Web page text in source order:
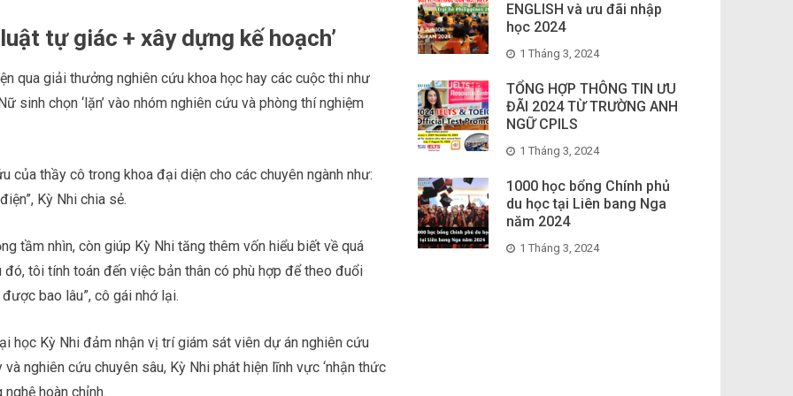
tự giác + xây dựng kế hoạch’
qua giải thưởng nghiên cứu khoa học hay các cuộc thi như
sinh chọn ‘lặn’ vào nhóm nghiên cứu và phòng thí nghiệm
của thầy cô trong khoa đại diện cho các chuyên ngành như:
Kỳ Nhi chia sẻ.
tầm nhìn, còn giúp Kỳ Nhi tăng thêm vốn hiểu biết về quá
tôi tính toán đến việc bản thân có phù hợp để theo đuổi
bao lâu”, cô gái nhớ lại.
học Kỳ Nhi đảm nhận vị trí giám sát viên dự án nghiên cứu
nghiên cứu chuyên sâu, Kỳ Nhi phát hiện lĩnh vực ‘nhận thức
hoàn chỉnh.
ENGLISH và ưu đãi nhập
học 2024
1 Tháng 3, 2024
TỔNG HỢP THÔNG TIN ƯU
ĐÃI 2024 TỪ TRƯỜNG ANH
NGỮ CPILS
1 Tháng 3, 2024
1000 học bổng Chính phủ
du học tại Liên bang Nga
năm 2024
1 Tháng 3, 2024